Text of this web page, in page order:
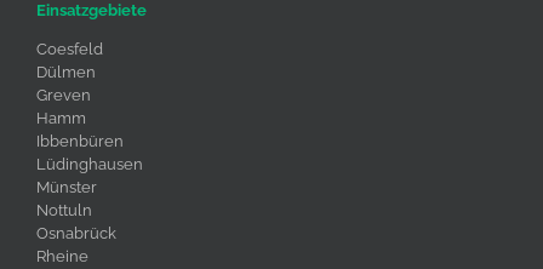
Einsatzgebiete
Coesfeld
Dülmen
Greven
Hamm
Ibbenbüren
Lüdinghausen
Münster
Nottuln
Osnabrück
Rheine